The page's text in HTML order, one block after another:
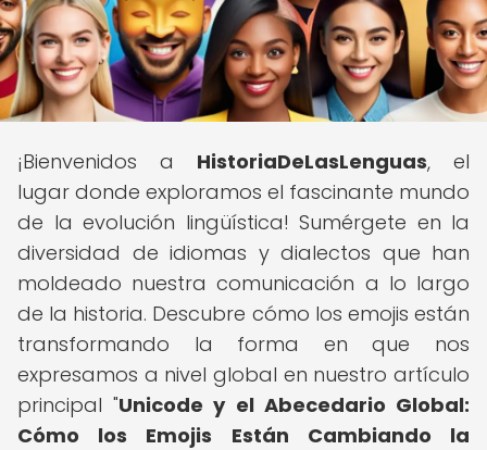
¡Bienvenidos a HistoriaDeLasLenguas, el
lugar donde exploramos el fascinante mundo
de la evolución lingüística! Sumérgete en la
diversidad de idiomas y dialectos que han
moldeado nuestra comunicación a lo largo
de la historia. Descubre cómo los emojis están
transformando la forma en que nos
expresamos a nivel global en nuestro artículo
principal "Unicode y el Abecedario Global:
Cómo los Emojis Están Cambiando la